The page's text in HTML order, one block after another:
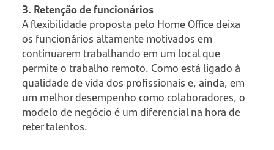
3. Retenção de funcionários
A flexibilidade proposta pelo Home Office deixa
os funcionários altamente motivados em
continuarem trabalhando em um local que
permite o trabalho remoto. Como está ligado à
qualidade de vida dos profissionais e, ainda, em
um melhor desempenho como colaboradores, o
modelo de negócio é um diferencial na hora de
reter talentos.